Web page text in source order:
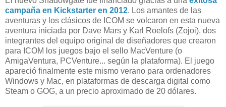
campaña en Kickstarter en 2012. Los amantes de las
aventuras y los clásicos de ICOM se volcaron en esta nueva
aventura iniciada por Dave Mars y Karl Roelofs (Zojoi), dos
integrantes del equipo original de diseñadores que crearon
para ICOM los juegos bajo el sello MacVenture (o
AmigaVentura, PCVenture... según la plataforma). El juego
apareció finalmente este mismo verano para ordenadores
Windows y Mac, en plataformas de descarga digital como
Steam o GOG, a un precio aproximado de 20 dólares.